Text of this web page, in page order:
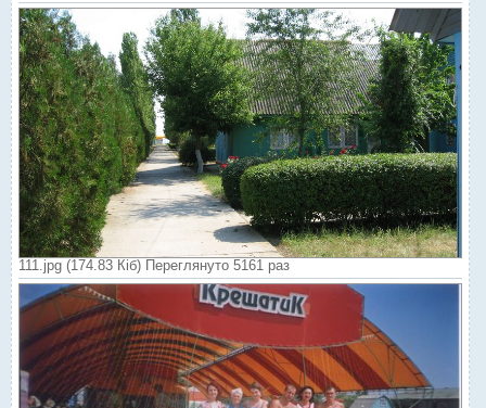
111.jpg (174.83 Кіб) Переглянуто 5161 раз